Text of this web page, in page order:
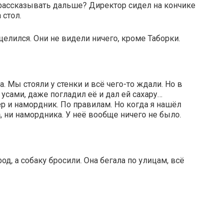
дальше? Директор сидел на кончике
Они не видели ничего, кроме Таборки.
Мы стояли у стенки и всё чего-то ждали. Но в
даже погладил её и дал ей сахару…
и намордник. По правилам. Но когда я нашёл
намордника. У неё вообще ничего не было.
а собаку бросили. Она бегала по улицам, всё